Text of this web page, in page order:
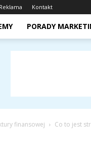
Reklama Kontakt
PORADY
finansowej Co to jest